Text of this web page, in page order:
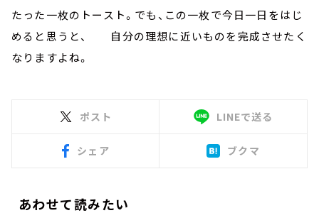
たった一枚のトースト。でも、この一枚で今日一日をはじ
めると思うと、 自分の理想に近いものを完成させたく
なりますよね。
ポスト LINEで送る
シェア ブクマ
あわせて読みたい